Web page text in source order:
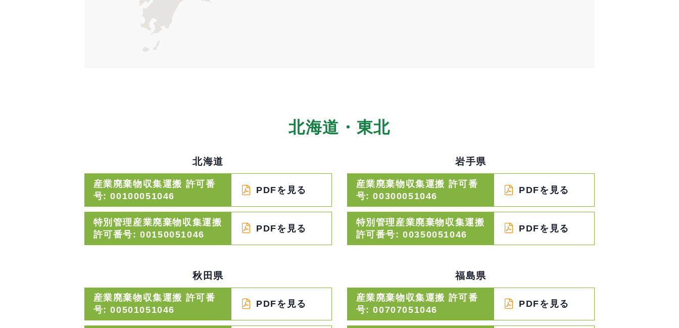
北海道・東北
北海道
産業廃棄物収集運搬 許可番
号: 00100051046
PDFを見る
特別管理産業廃棄物収集運搬
許可番号: 00150051046
PDFを見る
岩手県
産業廃棄物収集運搬 許可番
号: 00300051046
PDFを見る
特別管理産業廃棄物収集運搬
許可番号: 00350051046
PDFを見る
秋田県
産業廃棄物収集運搬 許可番
号: 00501051046
PDFを見る
福島県
産業廃棄物収集運搬 許可番
号: 00707051046
PDFを見る